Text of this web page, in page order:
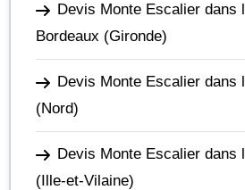
Devis Monte Escalier dans
Bordeaux (Gironde)
Devis Monte Escalier dans
(Nord)
Devis Monte Escalier dans
(Ille-et-Vilaine)